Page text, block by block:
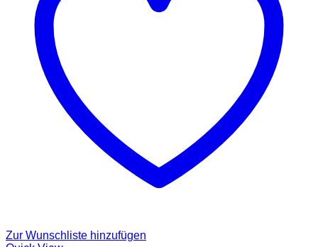
Zur Wunschliste hinzufügen